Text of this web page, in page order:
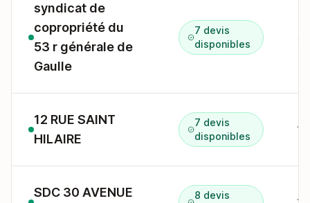
syndicat de
copropriété du
53 r générale de
Gaulle
7 devis
disponibles
12 RUE SAINT
HILAIRE
7 devis
disponibles
SDC 30 AVENUE
8 devis